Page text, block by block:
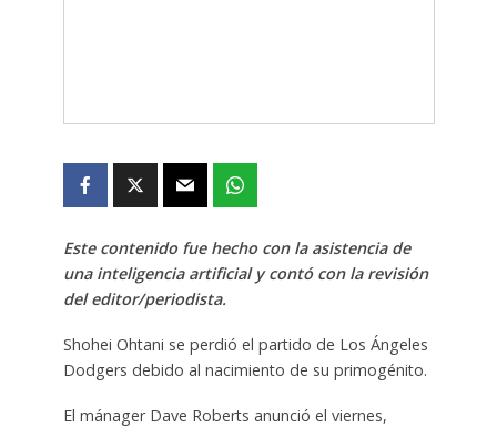
Este contenido fue hecho con la asistencia de
una inteligencia artificial y contó con la revisión
del editor/periodista.
Shohei Ohtani se perdió el partido de Los Ángeles
Dodgers debido al nacimiento de su primogénito.
El mánager Dave Roberts anunció el viernes,